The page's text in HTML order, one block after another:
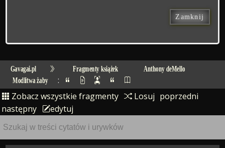
Zamknij
Gavagai.pl Fragmenty książek
Anthony deMello
Modlitwa żaby
:
Zobacz wszystkie fragmenty
Losuj poprzedni
następny
edytuj